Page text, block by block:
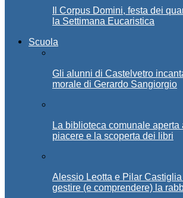
Il Corpus Domini, festa dei
la Settimana Eucaristica
Scuola
Gli alunni di Castelvetro
morale di Gerardo Sangiorgio
La biblioteca comunale aperta
piacere e la scoperta dei libri
Alessio Leotta e Pilar
gestire (e comprendere) la